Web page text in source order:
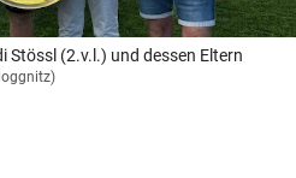
Stössl (2.v.l.) und dessen Eltern